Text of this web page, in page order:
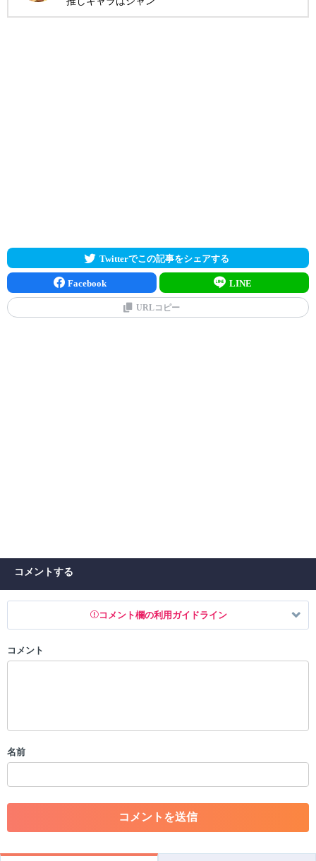
Twitterでこの記事をシェアする
Facebook LINE
URLコピー
コメントする
コメント欄の利用ガイドライン
以下の書き込みを禁止とし、場合によってはコメント削除や書き込み制
・一度削除された投稿を再び投稿すること
・アカウントの売買など金銭が絡む内容の投稿
・各ゲームのネタバレを含む内容の投稿
・その他、管理者が不適切と判断した投稿
だけますでしょうか。
コメント
名前